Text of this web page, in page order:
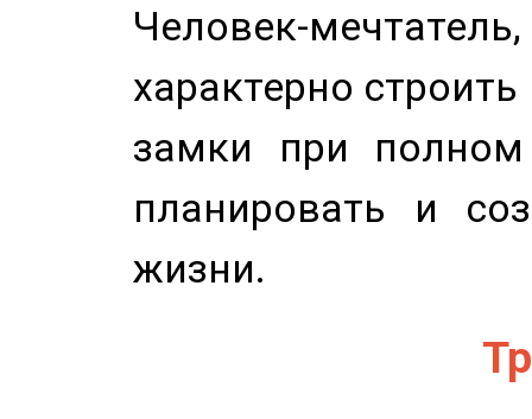
Человек-
характерно
замки при полном
планировать и
жизни.